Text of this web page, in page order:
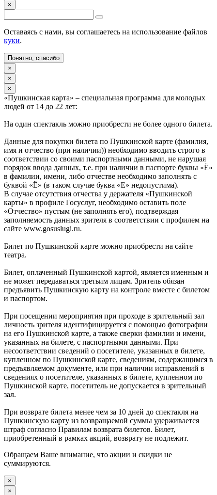
×
Оставаясь с нами, вы соглашаетесь на использование файлов
куки.
Понятно, спасибо
×
×
×
«Пушкинская карта» – специальная программа для молодых
людей от 14 до 22 лет:
На один спектакль можно приобрести не более одного билета.
Данные для покупки билета по Пушкинской карте (фамилия,
имя и отчество (при наличии)) необходимо вводить строго в
соответствии со своими паспортными данными, не нарушая
порядок ввода данных, т.е. при наличии в паспорте буквы «Ё»
в фамилии, имени, либо отчестве необходимо заполнять с
буквой «Ё» (в таком случае буква «Е» недопустима).
В случае отсутствия отчества у держателя «Пушкинской
карты» в профиле Госуслуг, необходимо оставить поле
«Отчество» пустым (не заполнять его), подтверждая
заполняемость данных зрителя в соответствии с профилем на
сайте www.gosuslugi.ru.
Билет по Пушкинской карте можно приобрести на сайте
театра.
Билет, оплаченный Пушкинской картой, является именным и
не может передаваться третьим лицам. Зритель обязан
предъявить Пушкинскую карту на контроле вместе с билетом
и паспортом.
При посещении мероприятия при проходе в зрительный зал
личность зрителя идентифицируется с помощью фотографии
на его Пушкинской карте, а также сверки фамилии и имени,
указанных на билете, с паспортными данными. При
несоответствии сведений о посетителе, указанных в билете,
купленном по Пушкинской карте, сведениям, содержащимся в
предъявляемом документе, или при наличии исправлений в
сведениях о посетителе, указанных в билете, купленном по
Пушкинской карте, посетитель не допускается в зрительный
зал.
При возврате билета менее чем за 10 дней до спектакля на
Пушкинскую карту из возвращаемой суммы удерживается
штраф согласно Правилам возврата билетов. Билет,
приобретенный в рамках акций, возврату не подлежит.
Обращаем Ваше внимание, что акции и скидки не
суммируются.
×
×